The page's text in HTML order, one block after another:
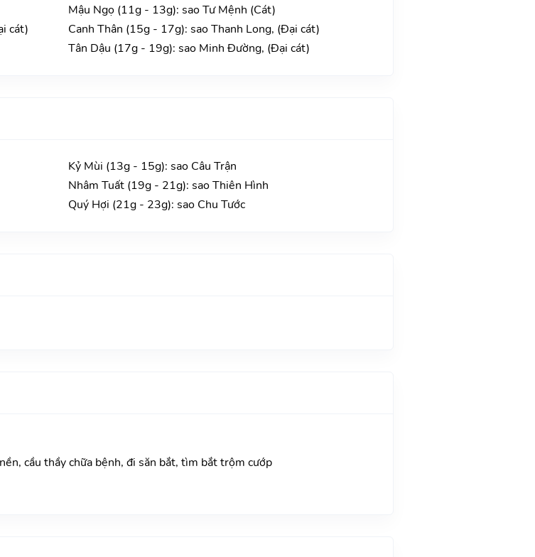
cát)
Mậu Ngọ (11g - 13g): sao Tư Mệnh (Cát)
Canh Thân (15g - 17g): sao Thanh Long, (Đại cát)
Tân Dậu (17g - 19g): sao Minh Đường, (Đại cát)
Kỷ Mùi (13g - 15g): sao Câu Trận
Nhâm Tuất (19g - 21g): sao Thiên Hình
Quý Hợi (21g - 23g): sao Chu Tước
cầu thầy chữa bệnh, đi săn bắt, tìm bắt trộm cướp